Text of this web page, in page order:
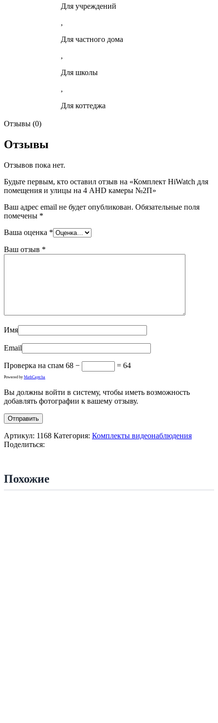
Для учреждений
,
Для частного дома
,
Для школы
,
Для коттеджа
Отзывы (0)
Отзывы
Отзывов пока нет.
Будьте первым, кто оставил отзыв на «Комплект HiWatch для
помещения и улицы на 4 AHD камеры №2П»
Ваш адрес email не будет опубликован. Обязательные поля
помечены *
Ваша оценка *
Ваш отзыв *
Имя
Email
Проверка на спам 68 − = 64
Powered by MathCaptcha
Вы должны войти в систему, чтобы иметь возможность
добавлять фотографии к вашему отзыву.
Артикул: 1168 Категория: Комплекты видеонаблюдения
Поделиться:
Похожие